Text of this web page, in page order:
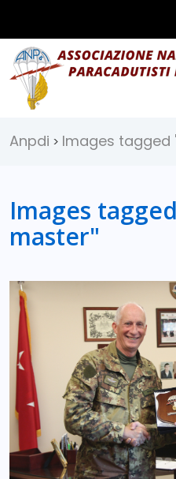
Anpdi > Images
Images
master"